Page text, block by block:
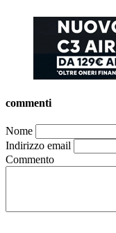
commenti
Nome
Indirizzo email
Commento